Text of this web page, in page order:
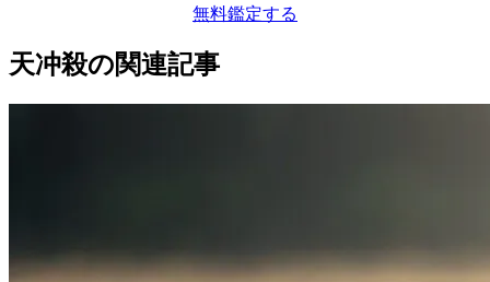
無料鑑定する
天冲殺の関連記事